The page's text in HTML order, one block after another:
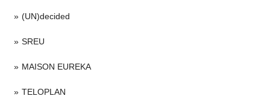
(UN)decided
SREU
MAISON EUREKA
TELOPLAN